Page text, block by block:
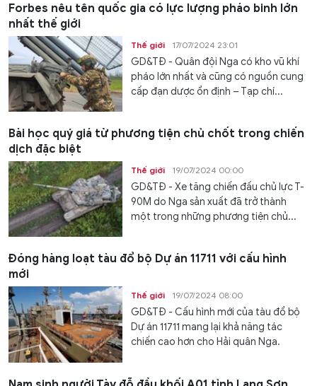
Forbes nêu tên quốc gia có lực lượng pháo binh lớn
nhất thế giới
Thế giới 17/07/2024 23:01
GD&TĐ - Quân đội Nga có kho vũ khí
pháo lớn nhất và cũng có nguồn cung
cấp đạn dược ổn định – Tạp chí...
Bài học quý giá từ phương tiện chủ chốt trong chiến
dịch đặc biệt
Thế giới 19/07/2024 00:00
GD&TĐ - Xe tăng chiến đấu chủ lực T-
90M do Nga sản xuất đã trở thành
một trong những phương tiện chủ...
Đóng hàng loạt tàu đổ bộ Dự án 11711 với cấu hình
mới
Thế giới 19/07/2024 08:00
GD&TĐ - Cấu hình mới của tàu đổ bộ
Dự án 11711 mang lại khả năng tác
chiến cao hơn cho Hải quân Nga.